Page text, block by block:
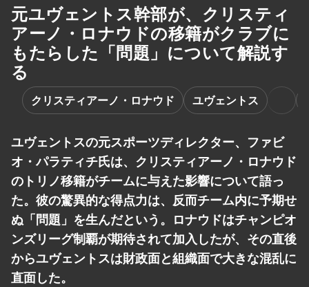
元ユヴェントス幹部が、クリスティ
アーノ・ロナウドの移籍がクラブに
もたらした「問題」について解説す
る
クリスティアーノ・ロナウド ユヴェントス
ユヴェントスの元スポーツディレクター、ファビ
オ・パラティチ氏は、クリスティアーノ・ロナウド
のトリノ移籍がチームに与えた影響について語っ
た。彼の驚異的な得点力は、反而チーム内に予期せ
ぬ「問題」を生んだという。ロナウドはチャンピオ
ンズリーグ制覇が期待されて加入したが、その直後
からユヴェントスは財政面と組織面で大きな混乱に
直面した。